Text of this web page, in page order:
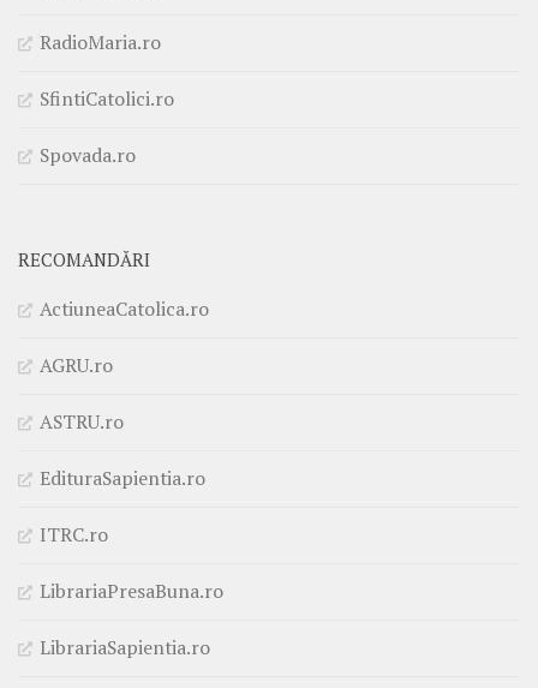
RadioMaria.ro
SfintiCatolici.ro
Spovada.ro
RECOMANDĂRI
ActiuneaCatolica.ro
AGRU.ro
ASTRU.ro
EdituraSapientia.ro
ITRC.ro
LibrariaPresaBuna.ro
LibrariaSapientia.ro